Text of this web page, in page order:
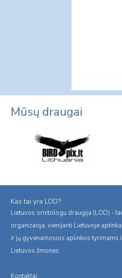
Mūsų draugai
Kas tai yra LOD?
Lietuvos ornitologu draugija (LOD) -
organizacija, vienijanti Lietuvoje
ir jų gyvenamosios aplinkos tyrimams
Lietuvos žmones.
Kontaktai: